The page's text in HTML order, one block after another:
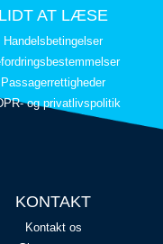
LIDT AT LÆSE
Handelsbetingelser
Passagerrettigheder
og privatlivspolitik
KONTAKT
Kontakt os